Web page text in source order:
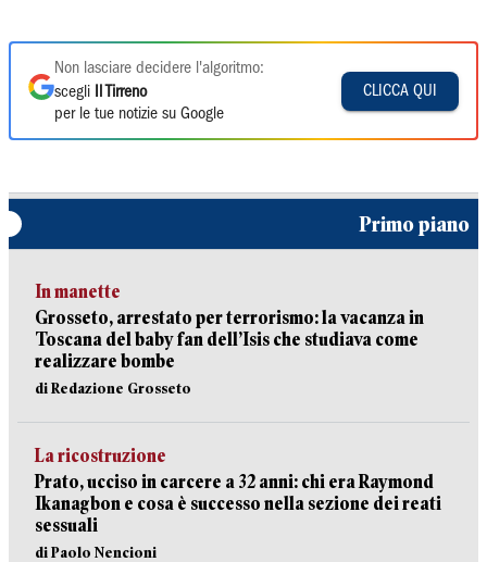
Non lasciare decidere l'algoritmo:
scegli
Il Tirreno
per le tue notizie su Google
CLICCA QUI
Primo piano
In manette
Grosseto, arrestato per terrorismo: la vacanza in
Toscana del baby fan dell’Isis che studiava come
realizzare bombe
di Redazione Grosseto
La ricostruzione
Prato, ucciso in carcere a 32 anni: chi era Raymond
Ikanagbon e cosa è successo nella sezione dei reati
sessuali
di Paolo Nencioni